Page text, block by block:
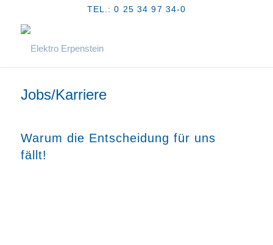
TEL.: 0 25 34 97 34-0
Jobs/Karriere
Warum die Entscheidung für uns
fällt!